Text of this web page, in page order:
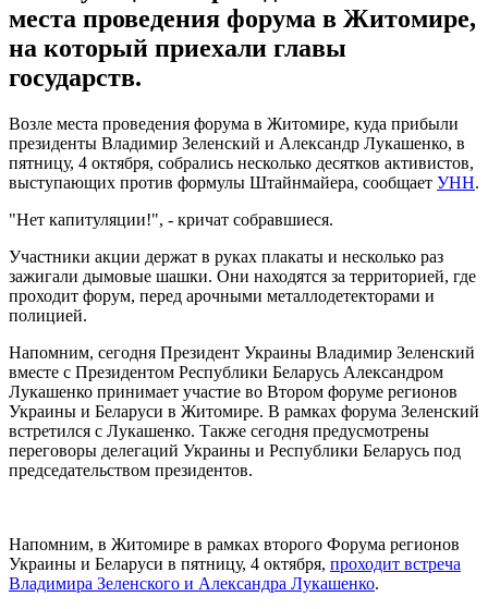
места проведения форума в Житомире,
на который приехали главы
государств.
Возле места проведения форума в Житомире, куда прибыли
президенты Владимир Зеленский и Александр Лукашенко, в
пятницу, 4 октября, собрались несколько десятков активистов,
выступающих против формулы Штайнмайера, сообщает УНН.
"Нет капитуляции!", - кричат собравшиеся.
Участники акции держат в руках плакаты и несколько раз
зажигали дымовые шашки. Они находятся за территорией, где
проходит форум, перед арочными металлодетекторами и
полицией.
Напомним, сегодня Президент Украины Владимир Зеленский
вместе с Президентом Республики Беларусь Александром
Лукашенко принимает участие во Втором форуме регионов
Украины и Беларуси в Житомире. В рамках форума Зеленский
встретился с Лукашенко. Также сегодня предусмотрены
переговоры делегаций Украины и Республики Беларусь под
председательством президентов.
Напомним, в Житомире в рамках второго Форума регионов
Украины и Беларуси в пятницу, 4 октября, проходит встреча
Владимира Зеленского и Александра Лукашенко.